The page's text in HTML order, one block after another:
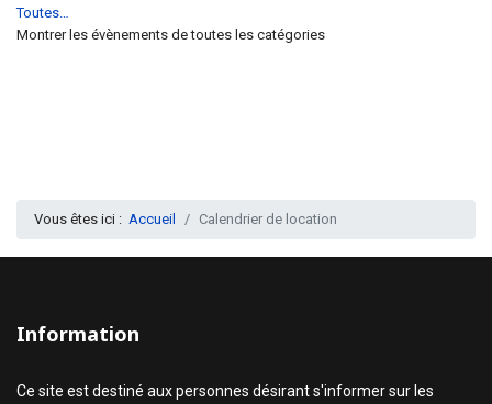
Toutes…
Montrer les évènements de toutes les catégories
Vous êtes ici : Accueil Calendrier de location
Information
Ce site est destiné aux personnes désirant s'informer sur les